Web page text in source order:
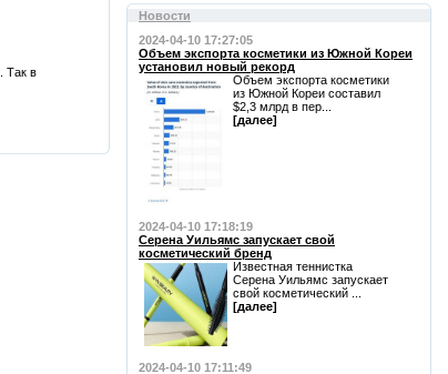
Так в
Новости
2024-04-10 17:27:05
Объем экспорта косметики из Южной Кореи
установил новый рекорд
Объем экспорта косметики
из Южной Кореи составил
$2,3 млрд в пер...
[далее]
2024-04-10 17:18:19
Серена Уильямс запускает свой
косметический бренд
Известная теннистка
Серена Уильямс запускает
свой косметический ...
[далее]
2024-04-10 17:11:49